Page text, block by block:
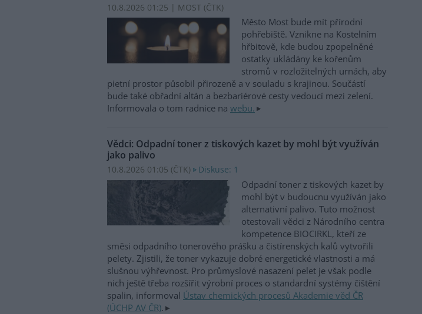
10.8.2026 01:25 | MOST (ČTK)
Město Most bude mít přírodní
pohřebiště. Vznikne na Kostelním
hřbitově, kde budou zpopelněné
ostatky ukládány ke kořenům
stromů v rozložitelných urnách, aby
pietní prostor působil přirozeně a v souladu s krajinou. Součástí
bude také obřadní altán a bezbariérové cesty vedoucí mezi zelení.
Informovala o tom radnice na webu.
Vědci: Odpadní toner z tiskových kazet by mohl být využíván
jako palivo
10.8.2026 01:05 (ČTK) Diskuse: 1
Odpadní toner z tiskových kazet by
mohl být v budoucnu využíván jako
alternativní palivo. Tuto možnost
otestovali vědci z Národního centra
kompetence BIOCIRKL, kteří ze
směsi odpadního tonerového prášku a čistírenských kalů vytvořili
pelety. Zjistili, že toner vykazuje dobré energetické vlastnosti a má
slušnou výhřevnost. Pro průmyslové nasazení pelet je však podle
nich ještě třeba rozšířit výrobní proces o standardní systémy čištění
spalin, informoval Ústav chemických procesů Akademie věd ČR
(ÚCHP AV ČR).